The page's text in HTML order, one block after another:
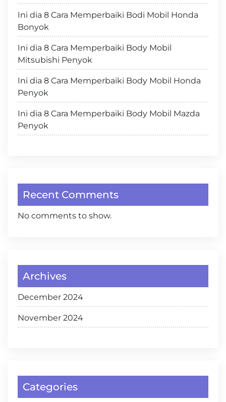
Ini dia 8 Cara Memperbaiki Bodi Mobil Honda
Bonyok
Ini dia 8 Cara Memperbaiki Body Mobil
Mitsubishi Penyok
Ini dia 8 Cara Memperbaiki Body Mobil Honda
Penyok
Ini dia 8 Cara Memperbaiki Body Mobil Mazda
Penyok
Recent Comments
No comments to show.
Archives
December 2024
November 2024
Categories